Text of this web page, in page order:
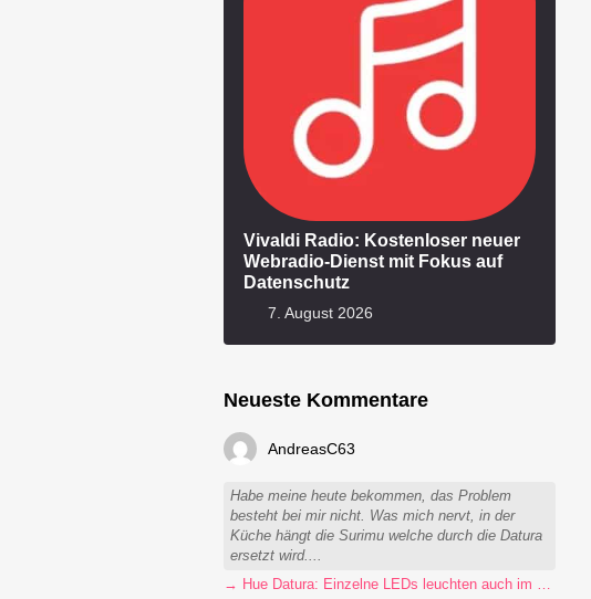
Vivaldi Radio: Kostenloser neuer
Webradio-Dienst mit Fokus auf
Datenschutz
7. August 2026
Neueste Kommentare
AndreasC63
Habe meine heute bekommen, das Problem
besteht bei mir nicht. Was mich nervt, in der
Küche hängt die Surimu welche durch die Datura
ersetzt wird....
→ Hue Datura: Einzelne LEDs leuchten auch im ausgeschalteten Zustand